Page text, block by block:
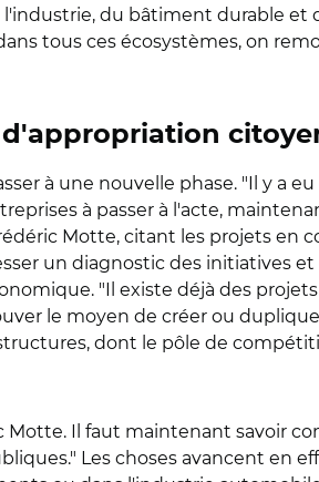
du bâtiment durable et
tous ces écosystèmes, on
d'appropriation
à une nouvelle phase. "Il y a
à passer à l'acte,
Motte, citant les projets en
un diagnostic des initiatives
"Il existe déjà des
le moyen de créer ou
dont le pôle de
Motte. Il faut maintenant savoir
Les choses avancent en